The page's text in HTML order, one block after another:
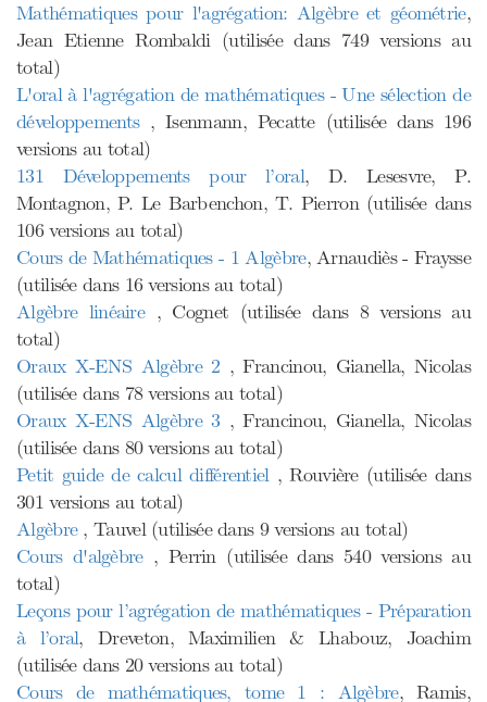
Mathématiques pour l'agrégation: Algèbre et géométrie,
Jean Etienne Rombaldi (utilisée dans 749 versions au
total)
L'oral à l'agrégation de mathématiques - Une sélection de
développements , Isenmann, Pecatte (utilisée dans 196
versions au total)
131 Développements pour l’oral, D. Lesesvre, P.
Montagnon, P. Le Barbenchon, T. Pierron (utilisée dans
106 versions au total)
Cours de Mathématiques - 1 Algèbre, Arnaudiès - Fraysse
(utilisée dans 16 versions au total)
Algèbre linéaire , Cognet (utilisée dans 8 versions au
total)
Oraux X-ENS Algèbre 2 , Francinou, Gianella, Nicolas
(utilisée dans 78 versions au total)
Oraux X-ENS Algèbre 3 , Francinou, Gianella, Nicolas
(utilisée dans 80 versions au total)
Petit guide de calcul différentiel , Rouvière (utilisée dans
301 versions au total)
Algèbre , Tauvel (utilisée dans 9 versions au total)
Cours d'algèbre , Perrin (utilisée dans 540 versions au
total)
Leçons pour l’agrégation de mathématiques - Préparation
à l’oral, Dreveton, Maximilien & Lhabouz, Joachim
(utilisée dans 20 versions au total)
Cours de mathématiques, tome 1 : Algèbre, Ramis,